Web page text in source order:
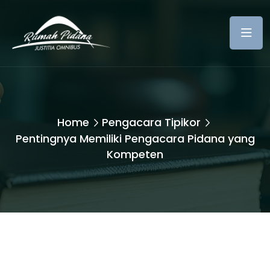
Home
Pengacara Tipikor
Pentingnya Memiliki Pengacara Pidana yang
Kompeten